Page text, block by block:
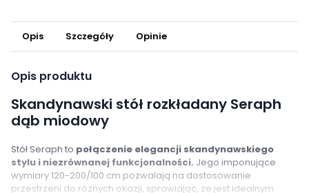
Opis Szczegóły Opinie
Opis produktu
Skandynawski stół rozkładany Seraph
dąb miodowy
Stół Seraph to połączenie elegancji skandynawskiego
stylu i niezrównanej funkcjonalności. Jego imponujące
wymiary 120-200/100 cm pozwalają na dostosowanie
przestrzeni do różnych okazji, sprawiając, że jest idealnym